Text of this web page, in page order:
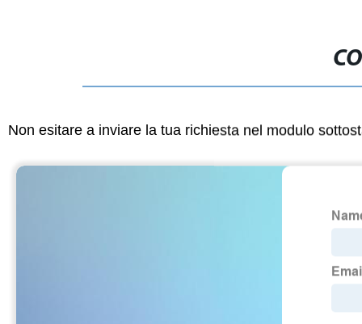
Non esitare a inviare la tua richiesta nel modulo